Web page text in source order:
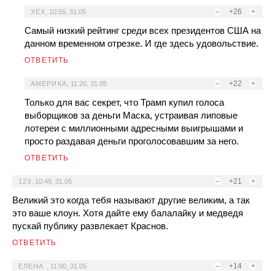
– +26 +
ХЕХ 10:55, 31.05
Самый низкий рейтинг среди всех президентов США на
данном временном отрезке. И где здесь удовольствие.
ОТВЕТИТЬ
– +22 +
АМЕРИКА 11:20, 31.05
Только для вас секрет, что Трамп купил голоса
выборщиков за деньги Маска, устраивая липовые
лотереи с миллионными адресными выигрышами и
просто раздавая деньги проголосовавшим за него.
ОТВЕТИТЬ
– +21 +
123 10:49, 31.05
Великий это когда тебя называют другие великим, а так
это ваше клоун. Хотя дайте ему балалайку и медведя
пускай публику развлекает Краснов.
ОТВЕТИТЬ
– +14 +
ЕЛЕНА 11:00, 31.05